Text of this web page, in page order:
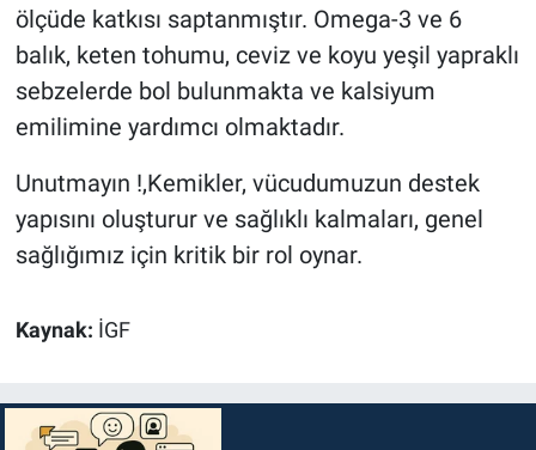
ölçüde katkısı saptanmıştır. Omega-3 ve 6
balık, keten tohumu, ceviz ve koyu yeşil yapraklı
sebzelerde bol bulunmakta ve kalsiyum
emilimine yardımcı olmaktadır.
Unutmayın !,Kemikler, vücudumuzun destek
yapısını oluşturur ve sağlıklı kalmaları, genel
sağlığımız için kritik bir rol oynar.
Kaynak: İGF